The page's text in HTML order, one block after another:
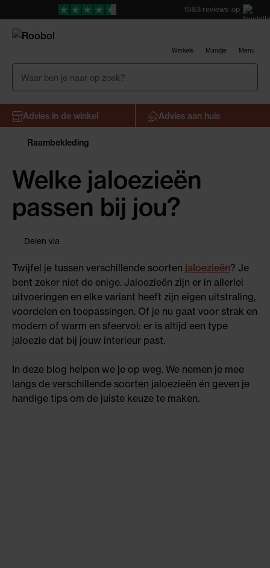
1983 reviews op
Winkels Mandje Menu
Advies in de winkel Advies aan huis
Raambekleding
Welke jaloezieën
passen bij jou?
Delen via
Twijfel je tussen verschillende soorten jaloezieën? Je
bent zeker niet de enige. Jaloezieën zijn er in allerlei
uitvoeringen en elke variant heeft zijn eigen uitstraling,
voordelen en toepassingen. Of je nu gaat voor strak en
modern of warm en sfeervol: er is altijd een type
jaloezie dat bij jouw interieur past.
In deze blog helpen we je op weg. We nemen je mee
langs de verschillende soorten jaloezieën én geven je
handige tips om de juiste keuze te maken.